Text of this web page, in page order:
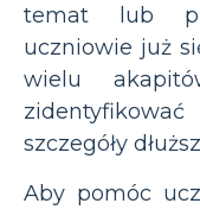
temat lub
uczniowie już
wielu
szczegóły
Aby pomóc